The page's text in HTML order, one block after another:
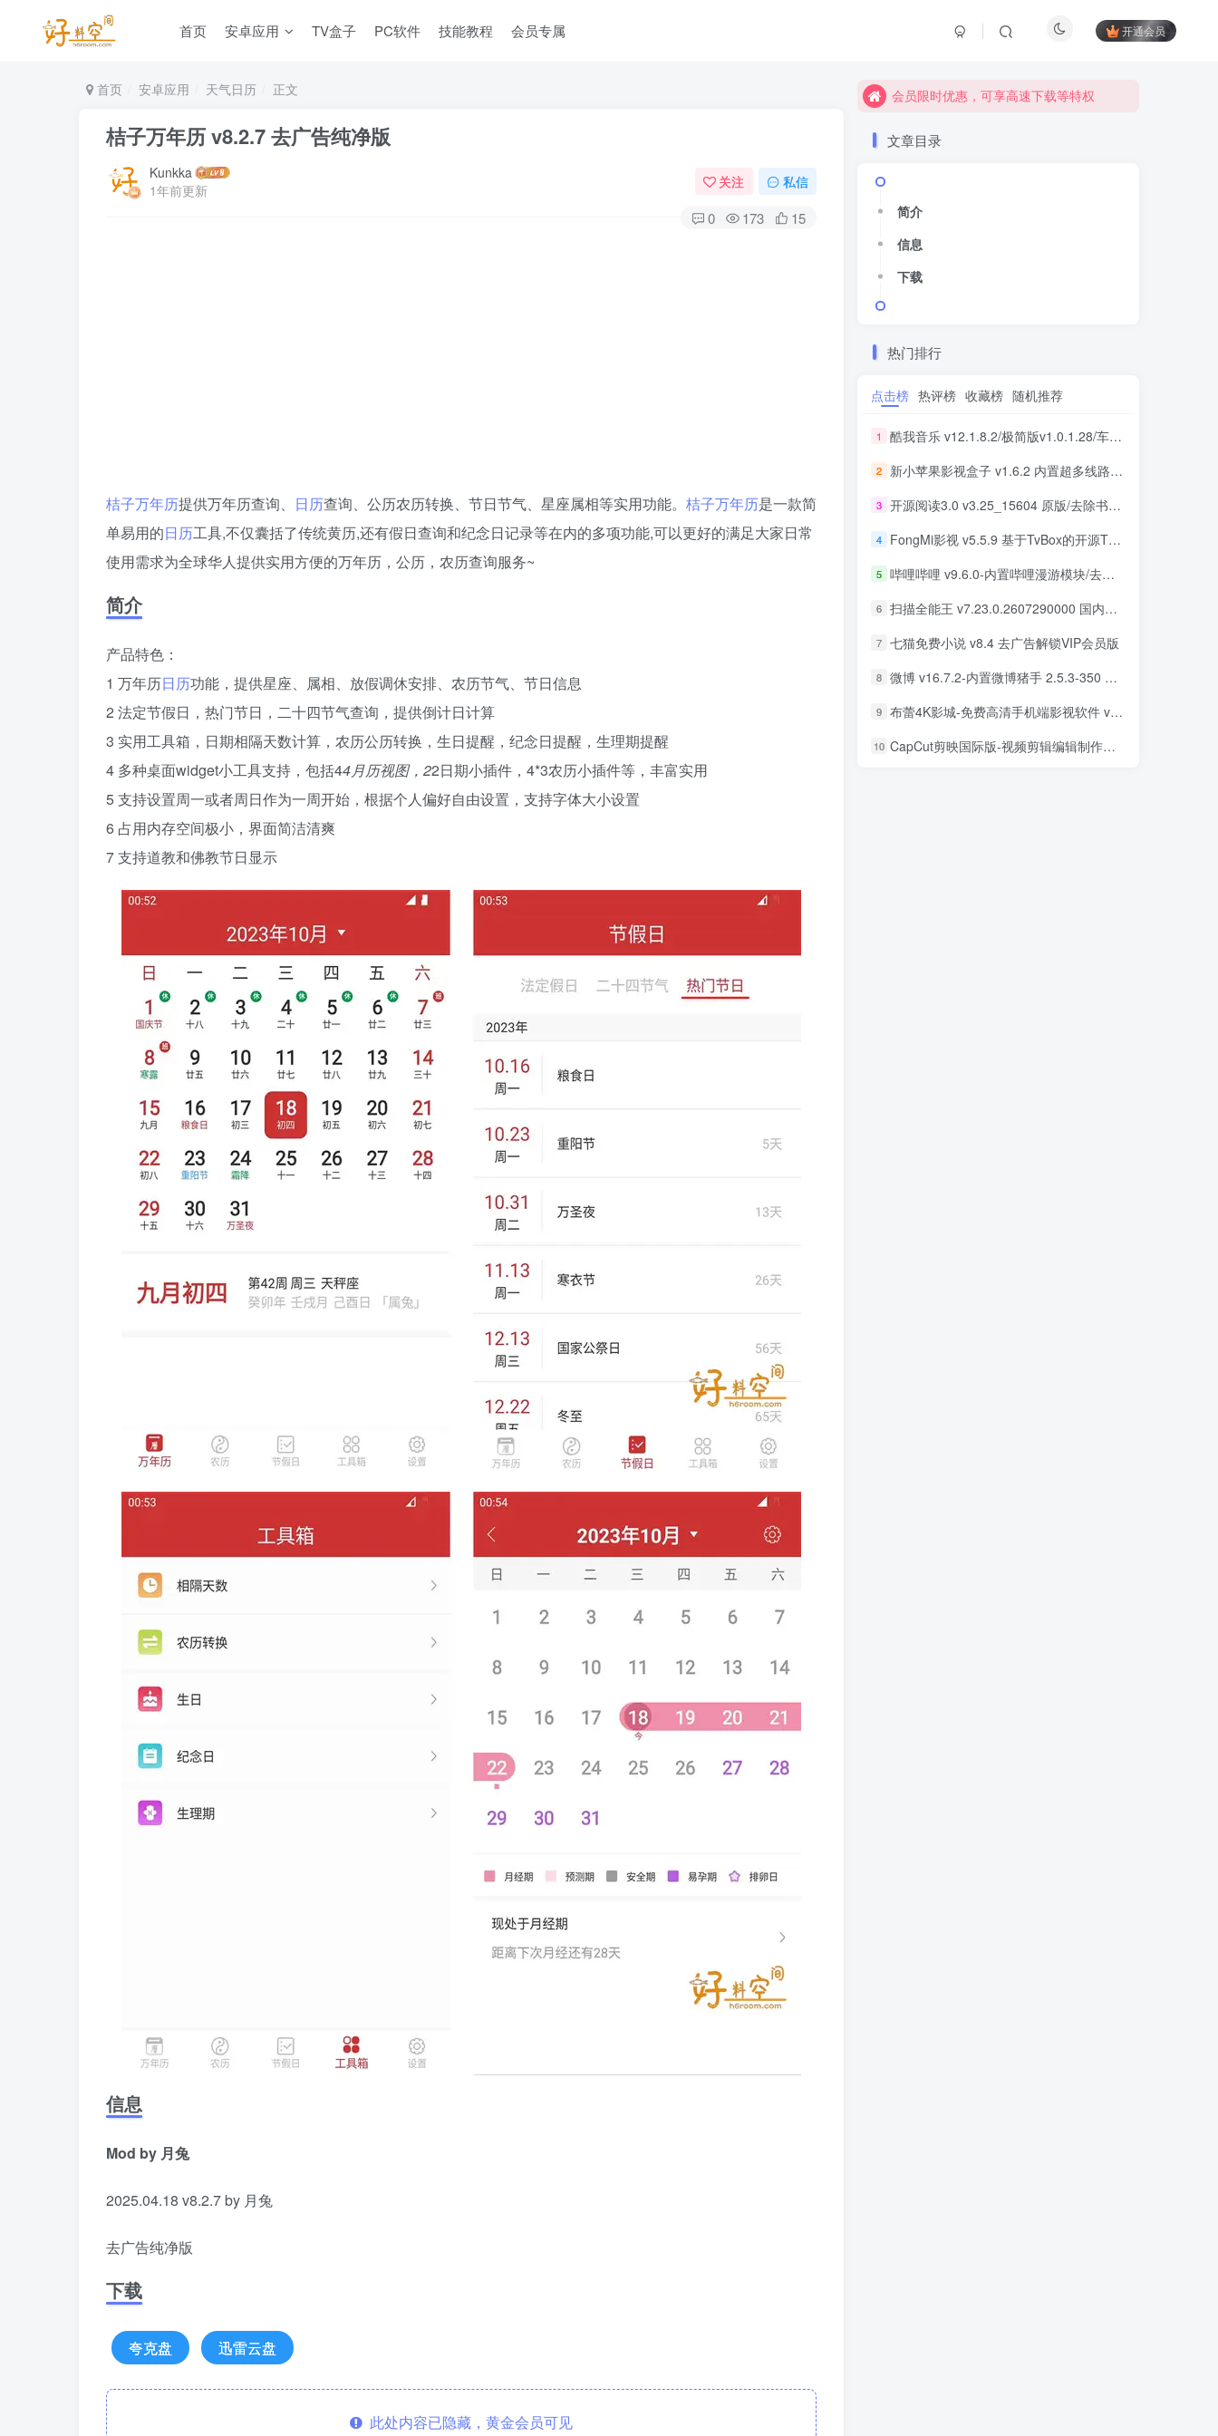
首页 安卓应用 TV盒子 PC软件 技能教程 会员专属 开通会员
首页 安卓应用 天气日历 正文
桔子万年历 v8.2.7 去广告纯净版
Kunkka
1年前更新
关注 私信
0 173 15
桔子万年历提供万年历查询、 日历查询、公历农历转换、节日节气、星座属相等实用功能。 桔子万年历是一款简
单易用的日历工具,不仅囊括了传统黄历,还有假日查询和纪念日记录等在内的多项功能,可以更好的满足大家日常
使用需求为全球华人提供实用方便的万年历，公历，农历查询服务~
简介
产品特色：
1 万年历日历功能，提供星座、属相、放假调休安排、农历节气、节日信息
2 法定节假日，热门节日，二十四节气查询，提供倒计日计算
3 实用工具箱，日期相隔天数计算，农历公历转换，生日提醒，纪念日提醒，生理期提醒
4 多种桌面widget小工具支持，包括44月历视图，22日期小插件，4*3农历小插件等，丰富实用
5 支持设置周一或者周日作为一周开始，根据个人偏好自由设置，支持字体大小设置
6 占用内存空间极小，界面简洁清爽
7 支持道教和佛教节日显示
信息
Mod by 月兔
2025.04.18 v8.2.7 by 月兔
去广告纯净版
下载
夸克盘 迅雷云盘
此处内容已隐藏，黄金会员可见
会员限时优惠，可享高速下载等特权
会员限时优惠，可享高速下载等特权
文章目录
简介
信息
下载
热门排行
点击榜 热评榜 收藏榜 随机推荐
1 酷我音乐 v12.1.8.2/极简版v1.0.1.28/车机版v7.6.2.21 去广告解锁会员版最新可用版
2 新小苹果影视盒子 v1.6.2 内置超多线路 免捐赠版
3 开源阅读3.0 v3.25_15604 原版/去除书源限制/内置书源版 及 2025.09月书源
4 FongMi影视 v5.5.9 基于TvBox的开源TV盒子&安卓影视播放器
5 哔哩哔哩 v9.6.0-内置哔哩漫游模块/去广告精简优化版
6 扫描全能王 v7.23.0.2607290000 国内版/国际版 解锁本地会员
7 七猫免费小说 v8.4 去广告解锁VIP会员版
8 微博 v16.7.2-内置微博猪手 2.5.3-350 去广告净化模块-支持安卓15
9 布蕾4K影城-免费高清手机端影视软件 v3.5.1 去广告纯净版
10 CapCut剪映国际版-视频剪辑编辑制作工具 v18.8.0 解锁专业版
会员限时优惠，可享高速下载等特权
会员限时优惠，可享高速下载等特权
简介
信息
下载
点击榜 热评榜 收藏榜 随机推荐
1 酷我音乐 v12.1.8.2/极简版v1.0.1.28/车机版v7.6.2.21 去广告解锁会员版最新可用版
2 新小苹果影视盒子 v1.6.2 内置超多线路 免捐赠版
3 开源阅读3.0 v3.25_15604 原版/去除书源限制/内置书源版 及 2025.09月书源
4 FongMi影视 v5.5.9 基于TvBox的开源TV盒子&安卓影视播放器
5 哔哩哔哩 v9.6.0-内置哔哩漫游模块/去广告精简优化版
6 扫描全能王 v7.23.0.2607290000 国内版/国际版 解锁本地会员
7 七猫免费小说 v8.4 去广告解锁VIP会员版
8 微博 v16.7.2-内置微博猪手 2.5.3-350 去广告净化模块-支持安卓15
9 布蕾4K影城-免费高清手机端影视软件 v3.5.1 去广告纯净版
10 CapCut剪映国际版-视频剪辑编辑制作工具 v18.8.0 解锁专业版